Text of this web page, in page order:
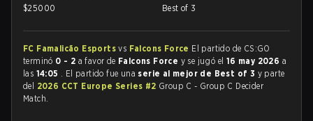
$25000
Best of 3
FC Famalicão Esportsvs Falcons Force El partido de CS:GO
terminó 0 - 2 a favor de Falcons Force y se jugó el 16 may 2026 a
las 14:05 . El partido fue una serie al mejor de Best of 3 y parte
del 2026 CCT Europe Series #2 Group C - Group C Decider
Match.